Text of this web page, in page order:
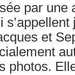
par une
et
photos.